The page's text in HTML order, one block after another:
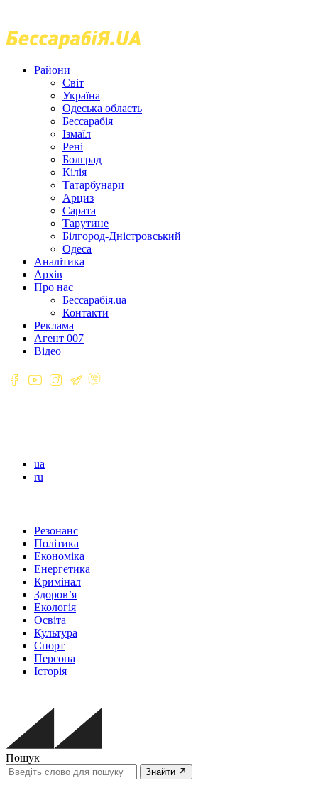
Райони
Світ
Україна
Одеська область
Бессарабія
Ізмаїл
Рені
Болград
Кілія
Татарбунари
Арциз
Сарата
Тарутине
Білгород-Дністровський
Одеса
Аналітика
Архів
Про нас
Бессарабія.ua
Контакти
Реклама
Агент 007
Відео
ua
ru
Резонанс
Політика
Економіка
Енергетика
Кримінал
Здоров’я
Екологія
Освіта
Культура
Спорт
Персона
Історія
Пошук
Знайти